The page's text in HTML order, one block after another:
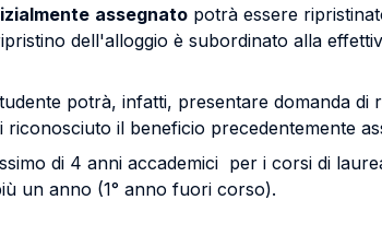
assegnato potrà essere
dell'alloggio è subordinato alla
potrà, infatti, presentare domanda di
il beneficio precedentemente
di 4 anni accademici per i corsi di
un anno (1° anno fuori corso).